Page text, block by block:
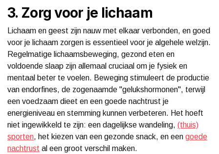
3. Zorg voor je lichaam
Lichaam en geest zijn nauw met elkaar verbonden, en goed
voor je lichaam zorgen is essentieel voor je algehele welzijn.
Regelmatige lichaamsbeweging, gezond eten en
voldoende slaap zijn allemaal cruciaal om je fysiek en
mentaal beter te voelen. Beweging stimuleert de productie
van endorfines, de zogenaamde "gelukshormonen", terwijl
een voedzaam dieet en een goede nachtrust je
energieniveau en stemming kunnen verbeteren. Het hoeft
niet ingewikkeld te zijn: een dagelijkse wandeling, (thuis)
sporten, het kiezen van een gezonde snack, en een goede
nachtrust al een groot verschil maken.